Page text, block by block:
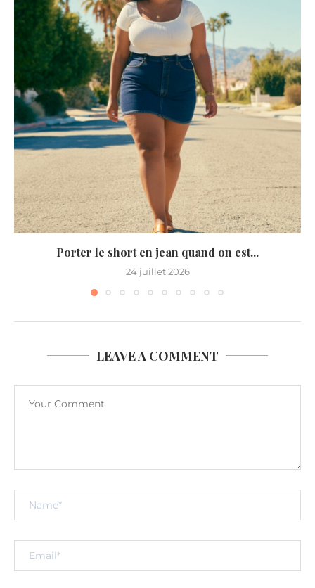
Porter le short en jean quand on est...
24 juillet 2026
LEAVE A COMMENT